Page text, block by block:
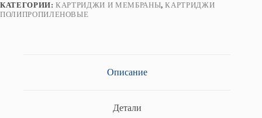
КАТЕГОРИИ:КАРТРИДЖИ И МЕМБРАНЫ,КАРТРИДЖИ
ПОЛИПРОПИЛЕНОВЫЕ
Описание
Детали